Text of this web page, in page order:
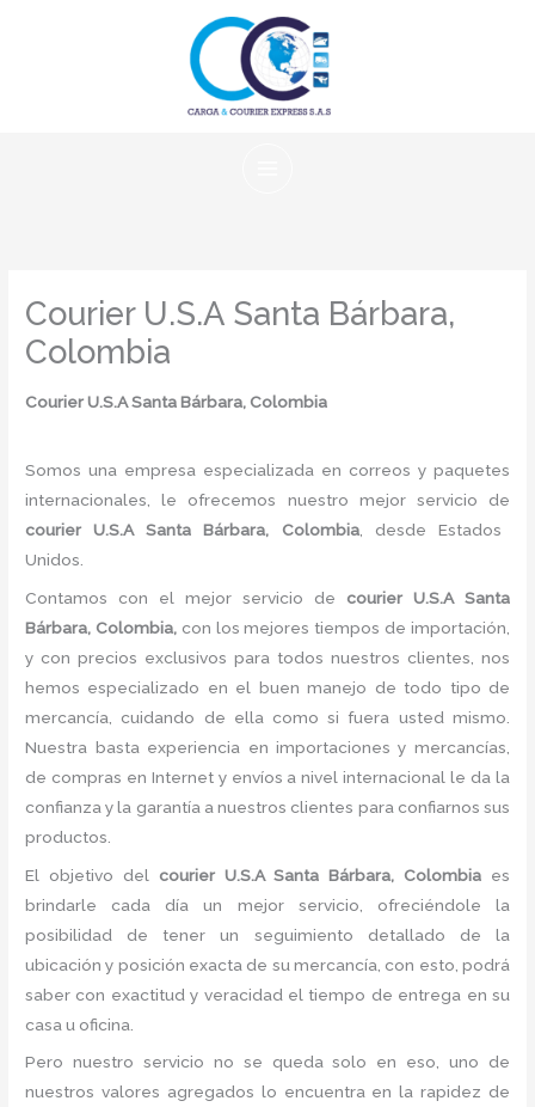
Courier U.S.A Santa Bárbara,
Colombia
Courier U.S.A Santa Bárbara, Colombia
Somos una empresa especializada en correos y paquetes
internacionales, le ofrecemos nuestro mejor servicio de
courier U.S.A Santa Bárbara, Colombia, desde Estados
Unidos.
Contamos con el mejor servicio de courier U.S.A Santa
Bárbara, Colombia,con los mejores tiempos de importación,
y con precios exclusivos para todos nuestros clientes, nos
hemos especializado en el buen manejo de todo tipo de
mercancía, cuidando de ella como si fuera usted mismo.
Nuestra basta experiencia en importaciones y mercancías,
de compras en Internet y envíos a nivel internacional le da la
confianza y la garantía a nuestros clientes para confiarnos sus
productos.
El objetivo del courier U.S.A Santa Bárbara, Colombia es
brindarle cada día un mejor servicio, ofreciéndole la
posibilidad de tener un seguimiento detallado de la
ubicación y posición exacta de su mercancía, con esto, podrá
saber con exactitud y veracidad el tiempo de entrega en su
casa u oficina.
Pero nuestro servicio no se queda solo en eso, uno de
nuestros valores agregados lo encuentra en la rapidez de